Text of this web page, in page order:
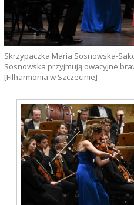
Skrzypaczka Maria Sosnowska-
Sosnowska przyjmują owacyjne
[Filharmonia w Szczecinie]